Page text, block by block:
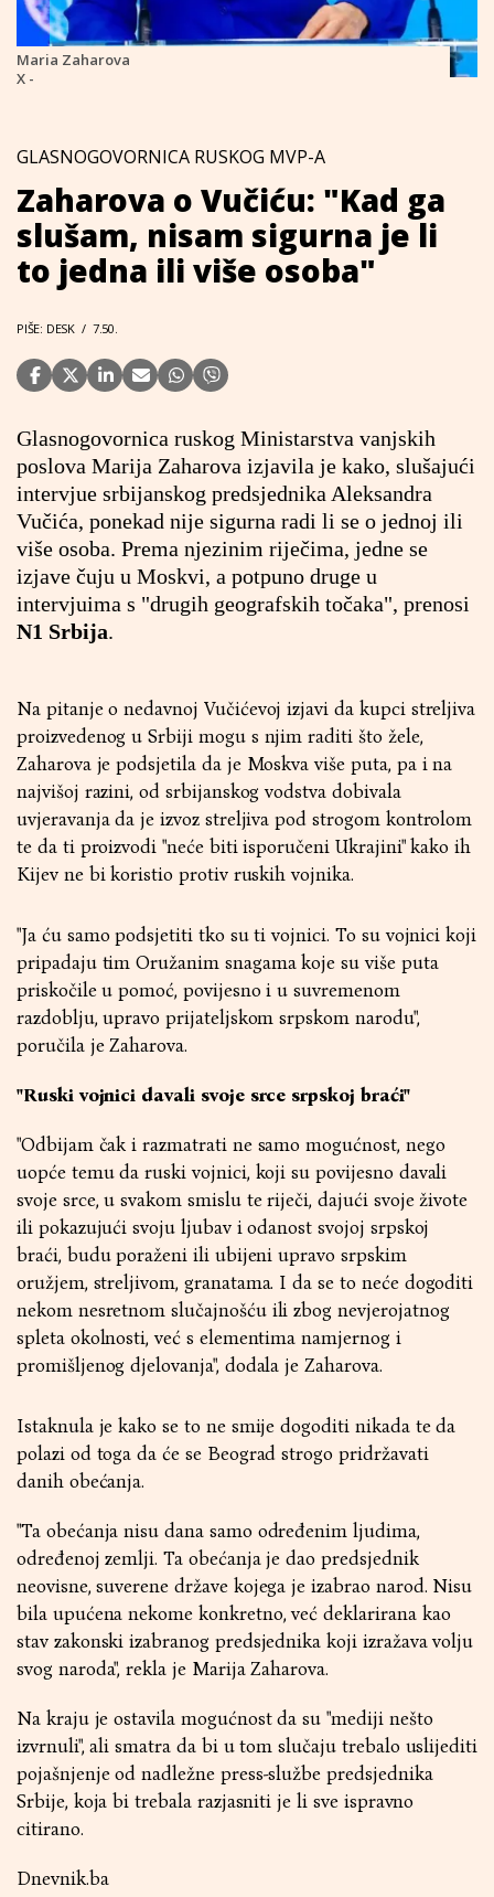
Maria Zaharova
X -
GLASNOGOVORNICA RUSKOG MVP-A
Zaharova o Vučiću: "Kad ga
slušam, nisam sigurna je li
to jedna ili više osoba"
PIŠE: DESK / 7.50.
Glasnogovornica ruskog Ministarstva vanjskih
poslova Marija Zaharova izjavila je kako, slušajući
intervjue srbijanskog predsjednika Aleksandra
Vučića, ponekad nije sigurna radi li se o jednoj ili
više osoba. Prema njezinim riječima, jedne se
izjave čuju u Moskvi, a potpuno druge u
intervjuima s "drugih geografskih točaka", prenosi
N1 Srbija.
Na pitanje o nedavnoj Vučićevoj izjavi da kupci streljiva
proizvedenog u Srbiji mogu s njim raditi što žele,
Zaharova je podsjetila da je Moskva više puta, pa i na
najvišoj razini, od srbijanskog vodstva dobivala
uvjeravanja da je izvoz streljiva pod strogom kontrolom
te da ti proizvodi "neće biti isporučeni Ukrajini" kako ih
Kijev ne bi koristio protiv ruskih vojnika.
"Ja ću samo podsjetiti tko su ti vojnici. To su vojnici koji
pripadaju tim Oružanim snagama koje su više puta
priskočile u pomoć, povijesno i u suvremenom
razdoblju, upravo prijateljskom srpskom narodu",
poručila je Zaharova.
"Ruski vojnici davali svoje srce srpskoj braći"
"Odbijam čak i razmatrati ne samo mogućnost, nego
uopće temu da ruski vojnici, koji su povijesno davali
svoje srce, u svakom smislu te riječi, dajući svoje živote
ili pokazujući svoju ljubav i odanost svojoj srpskoj
braći, budu poraženi ili ubijeni upravo srpskim
oružjem, streljivom, granatama. I da se to neće dogoditi
nekom nesretnom slučajnošću ili zbog nevjerojatnog
spleta okolnosti, već s elementima namjernog i
promišljenog djelovanja", dodala je Zaharova.
Istaknula je kako se to ne smije dogoditi nikada te da
polazi od toga da će se Beograd strogo pridržavati
danih obećanja.
"Ta obećanja nisu dana samo određenim ljudima,
određenoj zemlji. Ta obećanja je dao predsjednik
neovisne, suverene države kojega je izabrao narod. Nisu
bila upućena nekome konkretno, već deklarirana kao
stav zakonski izabranog predsjednika koji izražava volju
svog naroda", rekla je Marija Zaharova.
Na kraju je ostavila mogućnost da su "mediji nešto
izvrnuli", ali smatra da bi u tom slučaju trebalo uslijediti
pojašnjenje od nadležne press-službe predsjednika
Srbije, koja bi trebala razjasniti je li sve ispravno
citirano.
Dnevnik.ba